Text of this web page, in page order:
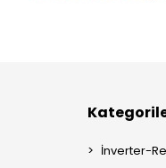
İnverter-